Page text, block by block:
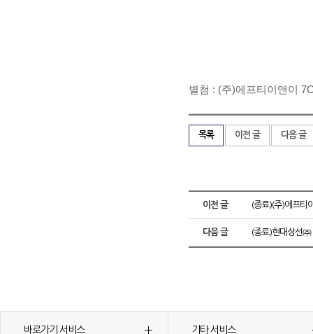
별첨 : (주)에프티이앤이
목록 이전 글 다음 글
이전 글 (종료)(주)에프티
다음 글 (종료)현대상선
바로가기 서비스 기타 서비스